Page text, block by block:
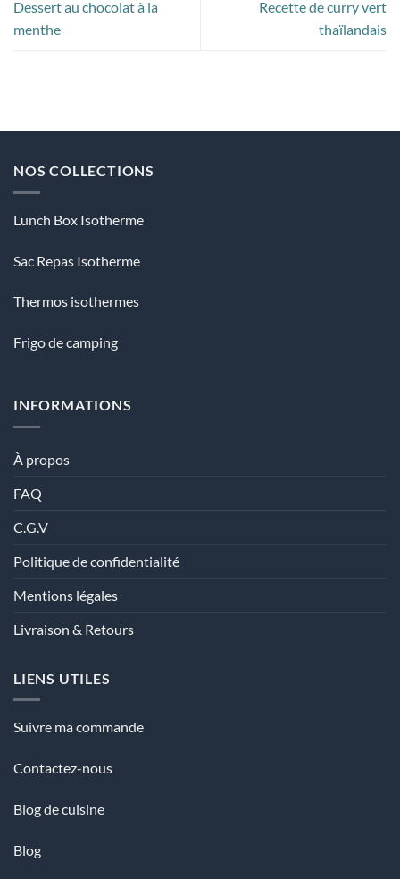
Dessert au chocolat à la
menthe
Recette de curry vert
thaïlandais
NOS COLLECTIONS
Lunch Box Isotherme
Sac Repas Isotherme
Thermos isothermes
Frigo de camping
INFORMATIONS
À propos
FAQ
C.G.V
Politique de confidentialité
Mentions légales
Livraison & Retours
LIENS UTILES
Suivre ma commande
Contactez-nous
Blog de cuisine
Blog